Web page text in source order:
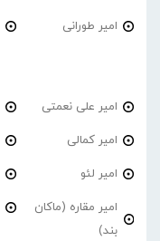
امیر طورانی
امیر علی نعمتی
امیر کمالی
امیر لئو
امیر مقاره (ماکان
بند)